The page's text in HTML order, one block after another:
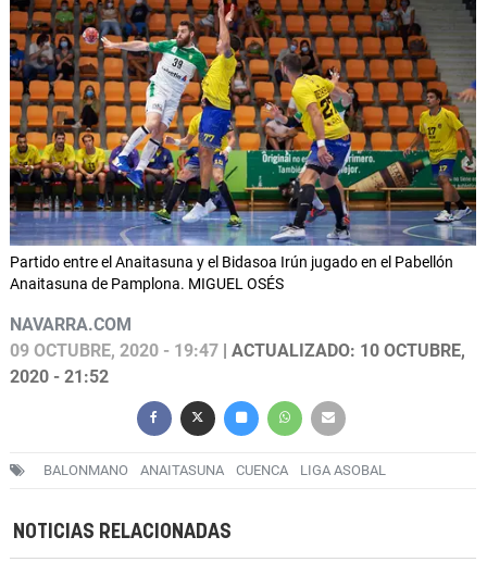
Partido entre el Anaitasuna y el Bidasoa Irún jugado en el Pabellón
Anaitasuna de Pamplona. MIGUEL OSÉS
NAVARRA.COM
09 OCTUBRE, 2020 - 19:47 | ACTUALIZADO: 10 OCTUBRE,
2020 - 21:52
BALONMANO ANAITASUNA CUENCA LIGA ASOBAL
NOTICIAS RELACIONADAS